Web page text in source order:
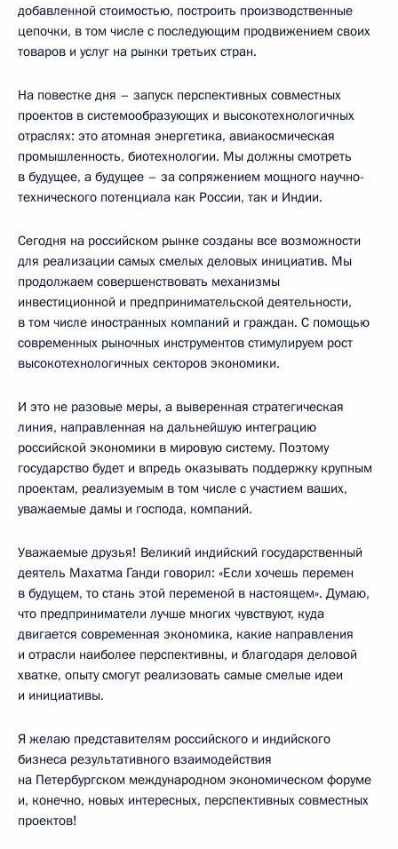
добавленной стоимостью, построить производственные
цепочки, в том числе с последующим продвижением своих
товаров и услуг на рынки третьих стран.
На повестке дня – запуск перспективных совместных
проектов в системообразующих и высокотехнологичных
отраслях: это атомная энергетика, авиакосмическая
промышленность, биотехнологии. Мы должны смотреть
в будущее, а будущее – за сопряжением мощного научно-
технического потенциала как России, так и Индии.
Сегодня на российском рынке созданы все возможности
для реализации самых смелых деловых инициатив. Мы
продолжаем совершенствовать механизмы
инвестиционной и предпринимательской деятельности,
в том числе иностранных компаний и граждан. С помощью
современных рыночных инструментов стимулируем рост
высокотехнологичных секторов экономики.
И это не разовые меры, а выверенная стратегическая
линия, направленная на дальнейшую интеграцию
российской экономики в мировую систему. Поэтому
государство будет и впредь оказывать поддержку крупным
проектам, реализуемым в том числе с участием ваших,
уважаемые дамы и господа, компаний.
Уважаемые друзья! Великий индийский государственный
деятель Махатма Ганди говорил: «Если хочешь перемен
в будущем, то стань этой переменой в настоящем». Думаю,
что предприниматели лучше многих чувствуют, куда
двигается современная экономика, какие направления
и отрасли наиболее перспективны, и благодаря деловой
хватке, опыту смогут реализовать самые смелые идеи
и инициативы.
Я желаю представителям российского и индийского
бизнеса результативного взаимодействия
на Петербургском международном экономическом форуме
и, конечно, новых интересных, перспективных совместных
проектов!